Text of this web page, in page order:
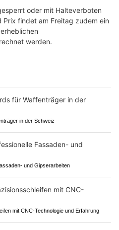
oder mit Halteverboten
Prix findet am Freitag zudem ein
werden.
in der Schweiz
und Gipserarbeiten
mit CNC-Technologie und Erfahrung